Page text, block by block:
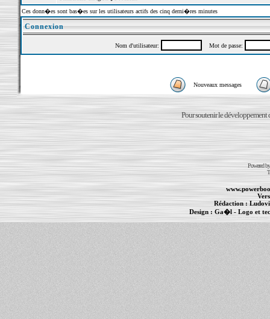
Ces donn�es sont bas�es sur les utilisateurs actifs des cinq derni�res minutes
Connexion
Nom d'utilisateur: Mot de passe:
Nouveaux messages
Pour soutenir le développement
Powered
Rédaction :
Design : Ga�l- Logo et